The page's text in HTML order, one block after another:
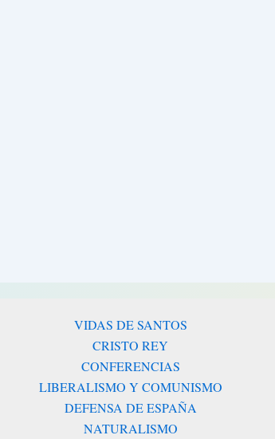
VIDAS DE SANTOS
CRISTO REY
CONFERENCIAS
LIBERALISMO Y COMUNISMO
DEFENSA DE ESPAÑA
NATURALISMO